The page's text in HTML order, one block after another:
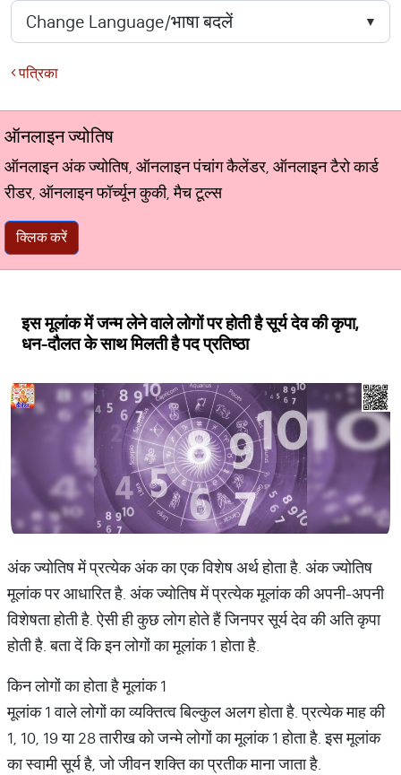
पत्रिका
ऑनलाइन ज्योतिष
ऑनलाइन अंक ज्योतिष, ऑनलाइन पंचांग कैलेंडर, ऑनलाइन टैरो कार्ड
रीडर, ऑनलाइन फॉर्च्यून कुकी, मैच टूल्स
क्लिक करें
इस मूलांक में जन्म लेने वाले लोगों पर होती है सूर्य देव की कृपा,
धन-दौलत के साथ मिलती है पद प्रतिष्ठा
अंक ज्योतिष में प्रत्येक अंक का एक विशेष अर्थ होता है. अंक ज्योतिष
मूलांक पर आधारित है. अंक ज्योतिष में प्रत्येक मूलांक की अपनी-अपनी
विशेषता होती है. ऐसी ही कुछ लोग होते हैं जिनपर सूर्य देव की अति कृपा
होती है. बता दें कि इन लोगों का मूलांक 1 होता है.
किन लोगों का होता है मूलांक 1
मूलांक 1 वाले लोगों का व्यक्तित्व बिल्कुल अलग होता है. प्रत्येक माह की
1, 10, 19 या 28 तारीख को जन्मे लोगों का मूलांक 1 होता है. इस मूलांक
का स्वामी सूर्य है, जो जीवन शक्ति का प्रतीक माना जाता है.